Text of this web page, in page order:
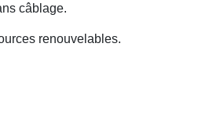
câblage.
renouvelables.